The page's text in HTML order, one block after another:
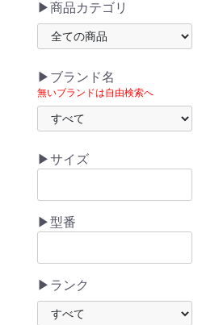
▶商品カテゴリ
▶ブランド名
無いブランドは自由検索へ
▶サイズ
▶型番
▶ランク